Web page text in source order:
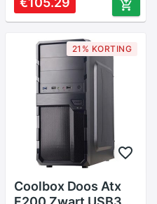
21% KORTING
Coolbox Doos Atx